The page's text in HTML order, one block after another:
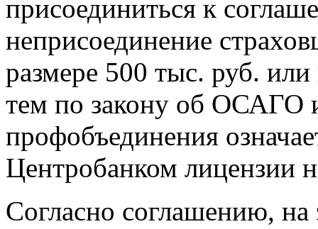
присоединиться к
неприсоединение
размере 500 тыс. руб.
тем по закону об ОСАГО
профобъединения
Центробанком лицензии
Согласно соглашению,